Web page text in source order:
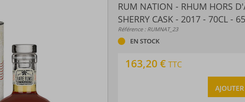
RUM NATION - RHUM HORS
SHERRY CASK - 2017 - 70CL -
Référence : RUMNAT_23
EN STOCK
163,20 € TTC